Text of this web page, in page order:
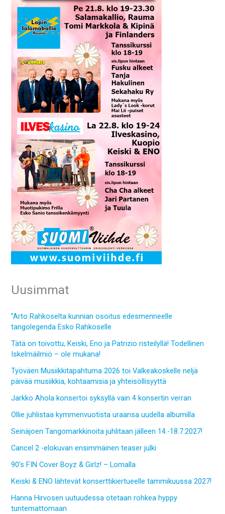
Uusimmat
”Arto Rahkoselta kunnian osoitus edesmenneelle
tangolegenda Esko Rahkoselle
Tätä on toivottu, Keiski, Eno ja Patrizio risteilyllä! Todellinen
Iskelmäilmiö – ole mukana!
Työväen Musiikkitapahtuma 2026 toi Valkeakoskelle neljä
päivää musiikkia, kohtaamisia ja yhteisöllisyyttä
Jarkko Ahola konsertoi syksyllä vain 4 konsertin verran
Ollie juhlistaa kymmenvuotista uraansa uudella albumilla
Seinäjoen Tangomarkkinoita juhlitaan jälleen 14.-18.7.2027!
Cancel 2 -elokuvan ensimmäinen teaser julki
90’s FIN Cover Boyz & Girlz! – Lomalla
Keiski & ENO lähtevät konserttikiertueelle tammikuussa 2027!
Hanna Hirvosen uutuudessa otetaan rohkea hyppy
tuntemattomaan